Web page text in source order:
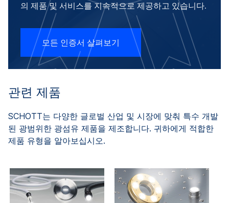
의 제품 및 서비스를 지속적으로 제공하고 있습니다.
모든 인증서 살펴보기
관련 제품
SCHOTT는 다양한 글로벌 산업 및 시장에 맞춰 특수 개발
된 광범위한 광섬유 제품을 제조합니다. 귀하에게 적합한
제품 유형을 알아보십시오.